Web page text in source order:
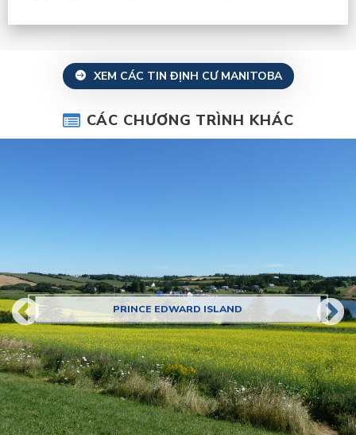
XEM CÁC TIN ĐỊNH CƯ MANITOBA
CÁC CHƯƠNG TRÌNH KHÁC
PRINCE EDWARD ISLAND